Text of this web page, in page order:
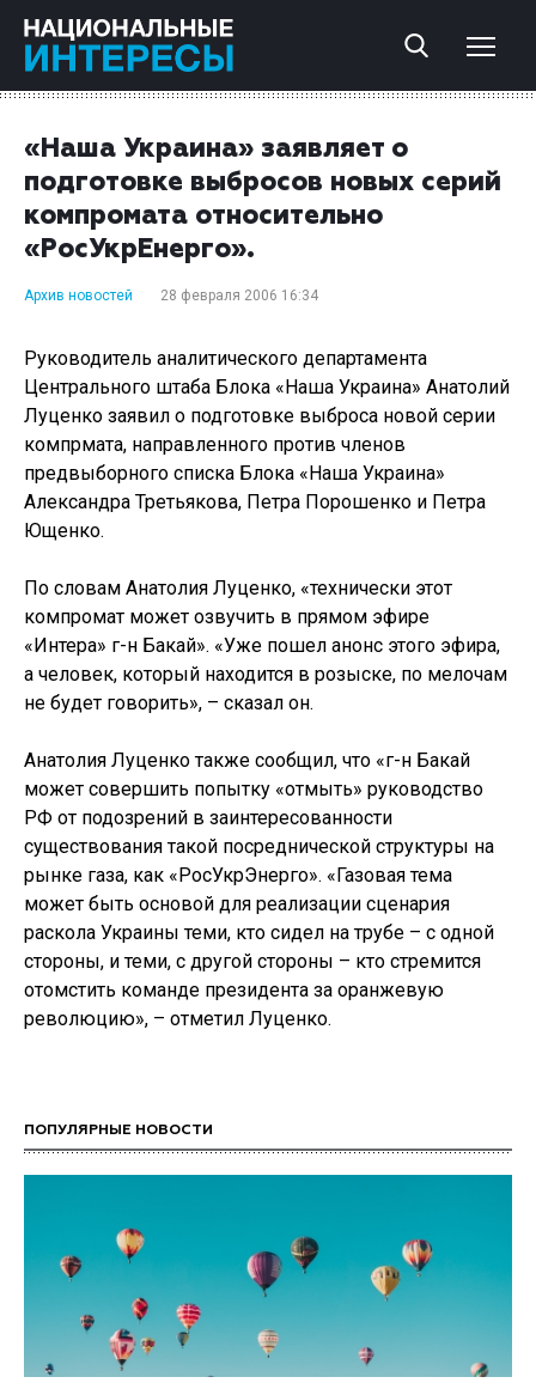
«Наша Украина» заявляет о
подготовке выбросов новых серий
компромата относительно
«РосУкрЕнерго».
Архив новостей 28 февраля 2006 16:34
Руководитель аналитического департамента
Центрального штаба Блока «Наша Украина» Анатолий
Луценко заявил о подготовке выброса новой серии
компрмата, направленного против членов
предвыборного списка Блока «Наша Украина»
Александра Третьякова, Петра Порошенко и Петра
Ющенко.
По словам Анатолия Луценко, «технически этот
компромат может озвучить в прямом эфире
«Интера» г-н Бакай». «Уже пошел анонс этого эфира,
а человек, который находится в розыске, по мелочам
не будет говорить», – сказал он.
Анатолия Луценко также сообщил, что «г-н Бакай
может совершить попытку «отмыть» руководство
РФ от подозрений в заинтересованности
существования такой посреднической структуры на
рынке газа, как «РосУкрЭнерго». «Газовая тема
может быть основой для реализации сценария
раскола Украины теми, кто сидел на трубе – с одной
стороны, и теми, с другой стороны – кто стремится
отомстить команде президента за оранжевую
революцию», – отметил Луценко.
ПОПУЛЯРНЫЕ НОВОСТИ